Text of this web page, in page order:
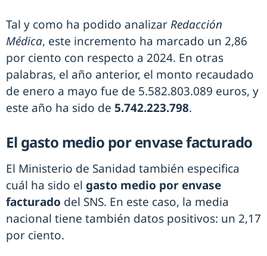
Tal y como ha podido analizarRedacción
Médica, este incremento ha marcado un 2,86
por ciento con respecto a 2024. En otras
palabras, el año anterior, el monto recaudado
de enero a mayo fue de 5.582.803.089 euros, y
este año ha sido de 5.742.223.798.
El gasto medio por envase facturado
El Ministerio de Sanidad también especifica
cuál ha sido el gasto medio por envase
facturado del SNS. En este caso, la media
nacional tiene también datos positivos: un 2,17
por ciento.